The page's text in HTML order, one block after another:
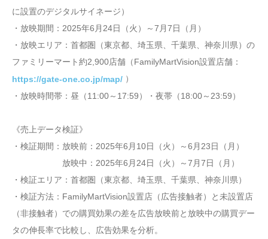
に設置のデジタルサイネージ）
・放映期間：2025年6月24日（火）～7月7日（月）
・放映エリア：首都圏（東京都、埼玉県、千葉県、神奈川県）の
ファミリーマート約2,900店舗（FamilyMartVision設置店舗：
https://gate-one.co.jp/map/ ）
・放映時間帯：昼（11:00～17:59）・夜帯（18:00～23:59）
《売上データ検証》
・検証期間：放映前：2025年6月10日（火）～6月23日（月）
放映中：2025年6月24日（火）～7月7日（月）
・検証エリア：首都圏（東京都、埼玉県、千葉県、神奈川県）
・検証方法：FamilyMartVision設置店（広告接触者）と未設置店
（非接触者）での購買効果の差を広告放映前と放映中の購買デー
タの伸長率で比較し、広告効果を分析。